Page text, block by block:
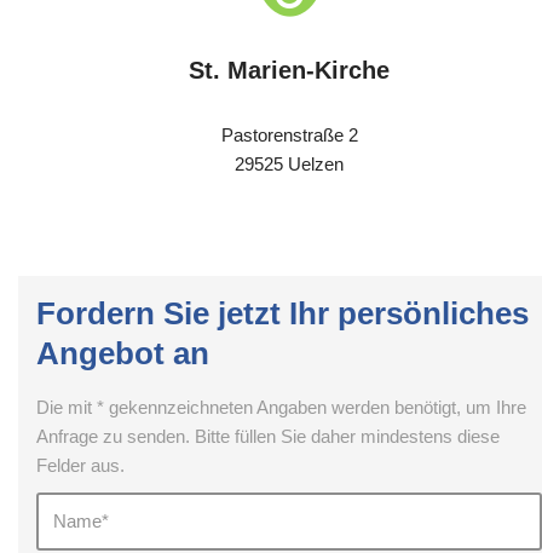
St. Marien-Kirche
Pastorenstraße 2
29525 Uelzen
Fordern Sie jetzt Ihr persönliches
Angebot an
Die mit * gekennzeichneten Angaben werden benötigt, um Ihre
Anfrage zu senden. Bitte füllen Sie daher mindestens diese
Felder aus.